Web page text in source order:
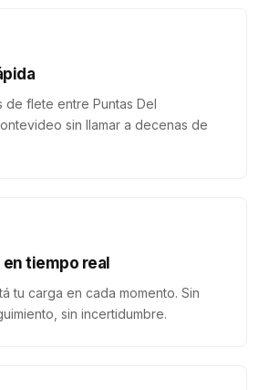
de flete entre Puntas Del
sin llamar a decenas de
tiempo real
tu carga en cada momento. Sin
sin incertidumbre.